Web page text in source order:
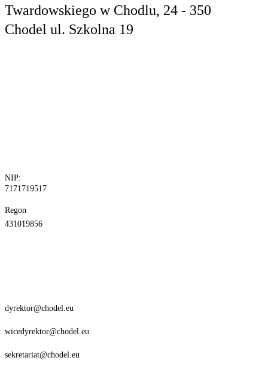
Twardowskiego w Chodlu, 24 - 350
Chodel ul. Szkolna 19
NIP:
7171719517
Regon
431019856
dyrektor@chodel.eu
wicedyrektor@chodel.eu
sekretariat@chodel.eu